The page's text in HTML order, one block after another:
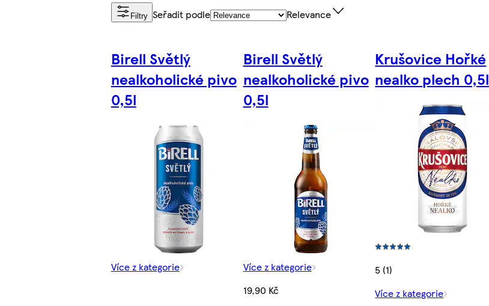
Filtry Seřadit podle Relevance
Birell Světlý
nealkoholické pivo
0,5l
Více z kategorie
Birell Světlý
nealkoholické pivo
0,5l
Více z kategorie
19,90 Kč
Krušovice Hořké
nealko plech 0,5l
5 (1)
Více z kategorie